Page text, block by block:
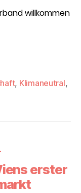
willkommen
, Klimaneutral,
erster